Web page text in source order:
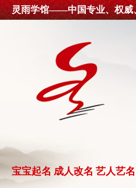
灵雨学馆——中国专业、权威
宝宝起名 成人改名 艺人艺